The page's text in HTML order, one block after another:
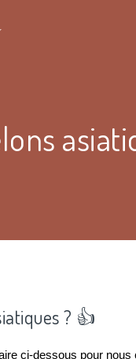
? 👍
ci-dessous pour